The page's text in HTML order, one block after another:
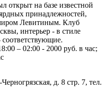
открыт на базе известной
принадлежностей,
Левитиным. Клуб
интерьер - в стиле
– 02:00 - 2000 руб. в час;
д. 8 стр. 7, тел.